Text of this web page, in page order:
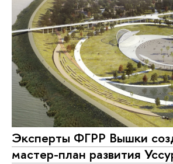
Эксперты ФГРР Вышки
мастер-план развития